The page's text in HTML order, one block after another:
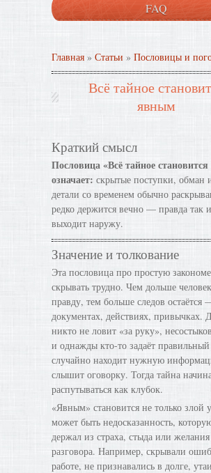
FAQ
Главная » Статьи » Пословицы и
Всё тайное
явным
Краткий смысл
Пословица «Всё тайное
означает: скрытые поступки, обман
детали со временем обычно
редко держится вечно — правда так
выходит наружу.
Значение и толкование
Эта пословица про простую
скрывать трудно. Чем дольше
правду, тем больше следов остаётся
документах, действиях, привычках.
никто не ловит «за руку»,
и однажды кто-то задаёт
случайно находит нужную
слышит оговорку. Тогда тайна
распутываться как клубок.
«Явным» становится не только злой
может быть недосказанность,
держал из страха, стыда или
разговора. Например, скрывали
работе, не признавались в долге,